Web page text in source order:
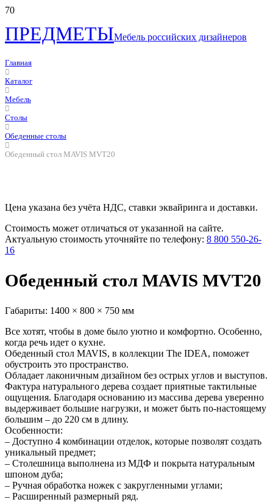
ПРЕДМЕТЫМебель российских дизайнеров
Главная
Каталог
Мебель
Столы
Обеденные столы
Обеденный стол MAVIS MVT20
Цена указана без учёта НДС, ставки эквайринга и доставки.
Стоимость может отличаться от указанной на сайте.
Актуальную стоимость уточняйте по телефону: 8 800 550-26-
16
Обеденный стол MAVIS MVT20
Габариты: 1400 × 800 × 750 мм
Все хотят, чтобы в доме было уютно и комфортно. Особенно,
когда речь идет о кухне.
Обеденный стол MAVIS, в коллекции The IDEA, поможет
обустроить это пространство.
Обладает лаконичным дизайном без острых углов и выступов.
Фактура натурального дерева создает приятные тактильные
ощущения. Благодаря основанию из массива дерева уверенно
выдерживает большие нагрузки, и может быть по-настоящему
большим – до 220 см в длину.
Особенности:
– Доступно 4 комбинации отделок, которые позволят создать
уникальный предмет;
– Столешница выполнена из МДФ и покрыта натуральным
шпоном дуба;
– Ручная обработка ножек с закругленными углами;
– Расширенный размерный ряд.